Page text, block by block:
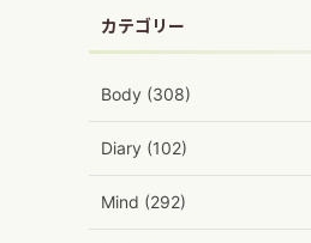
カテゴリー
Body (308)
Diary (102)
Mind (292)